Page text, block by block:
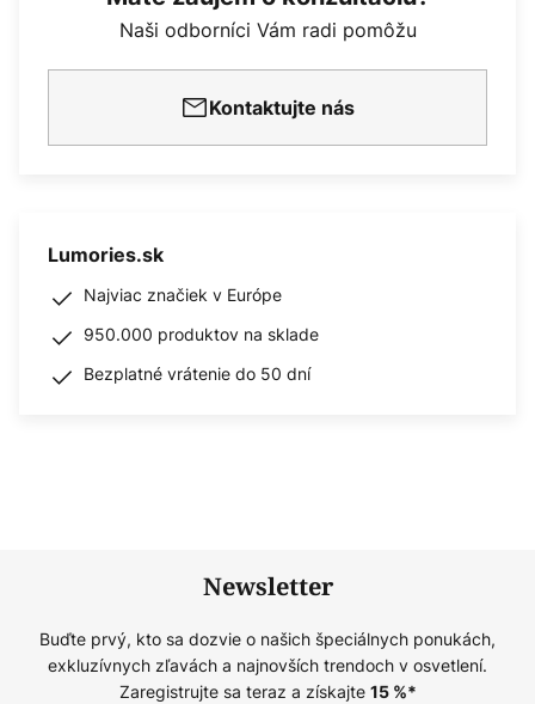
Naši odborníci Vám radi pomôžu
Kontaktujte nás
Lumories.sk
Najviac značiek v Európe
950.000 produktov na sklade
Bezplatné vrátenie do 50 dní
Newsletter
Buďte prvý, kto sa dozvie o našich špeciálnych ponukách,
exkluzívnych zľavách a najnovších trendoch v osvetlení.
Zaregistrujte sa teraz a získajte 15%*